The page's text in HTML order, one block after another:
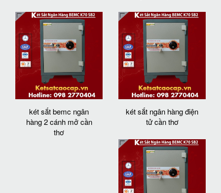
két sắt bemc ngân
hàng 2 cánh mở cần
thơ
két sắt ngân hàng điện
tử cần thơ